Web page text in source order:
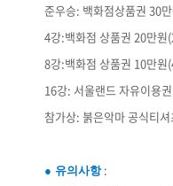
준우승: 백화점상품권 30
4강:백화점 상품권 20만원
8강:백화점 상품권 10만원
16강: 서울랜드 자유이용
참가상: 붉은악마 공식티
● 유의사항: